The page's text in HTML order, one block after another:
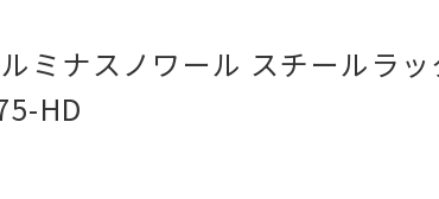
ミナスノワール スチールラ
HD